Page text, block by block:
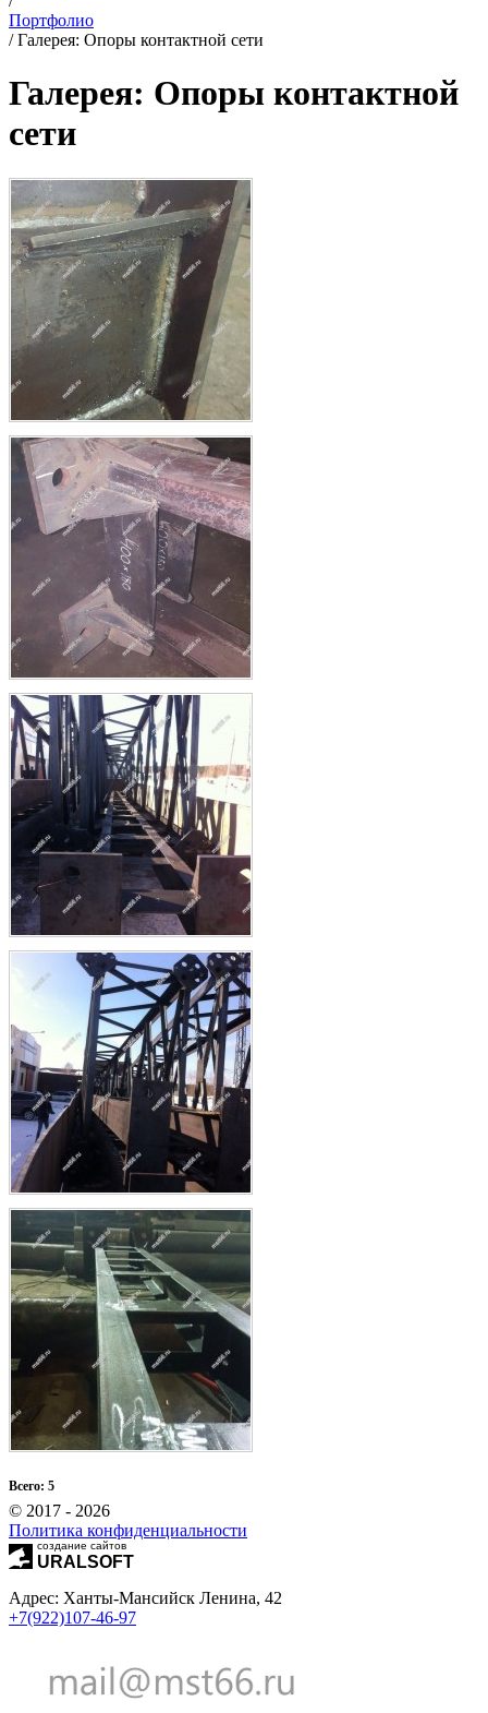
Портфолио
/Галерея: Опоры контактной сети
Галерея: Опоры контактной
сети
Всего: 5
© 2017 - 2026
Политика конфиденциальности
создание сайтов
URALSOFT
Адрес: Ханты-Мансийск Ленина, 42
+7(922)107-46-97